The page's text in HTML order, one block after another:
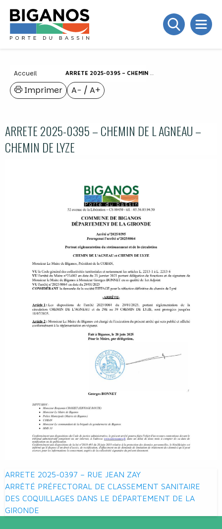
Accueil ARRETE 2025-0395 – CHEMIN DE L AGNEAU – CHEMIN DE LYZE
A− / A+
Imprimer
ARRETE 2025-0395 – CHEMIN DE L AGNEAU –
CHEMIN DE LYZE
Navigation
de
l’article
ARRETE 2025-0397 – RUE JEAN ZAY
ARRÊTÉ PRÉFECTORAL DE CLASSEMENT SANITAIRE
DES COQUILLAGES DANS LE DÉPARTEMENT DE LA
GIRONDE